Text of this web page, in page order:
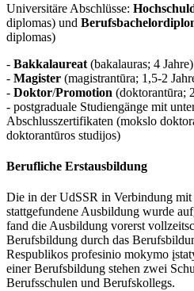
Universitäre Abschlüsse:
diplomas) und
diplomas)
- Bakkalaureat (bakalauras; 4 Jahre)
- Magister (magistrantūra; 1,5-2
- Doktor/Promotion (doktorantūra;
- postgraduale Studiengänge mit
Abschlusszertifikaten (mokslo
doktorantūros studijos)
Berufliche Erstausbildung
Die in der UdSSR in Verbindung mit
stattgefundene Ausbildung wurde
fand die Ausbildung vorerst
Berufsbildung durch das
Respublikos profesinio mokymo
einer Berufsbildung stehen zwei
Berufsschulen und Berufskollegs.